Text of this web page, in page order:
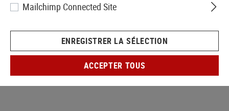
Mailchimp Connected Site
ENREGISTRER LA SÉLECTION
ACCEPTER TOUS